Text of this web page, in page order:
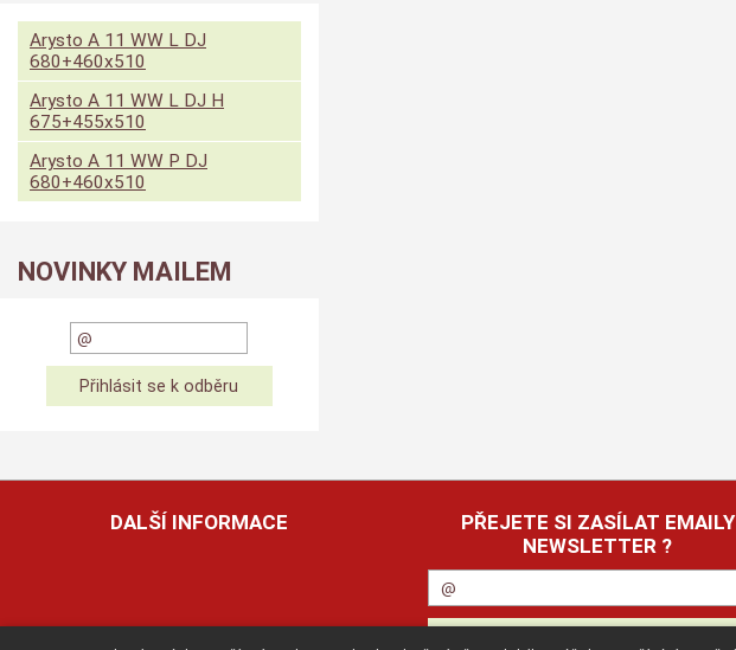
Arysto A 11 WW L DJ
680+460x510
Arysto A 11 WW L DJ H
675+455x510
Arysto A 11 WW P DJ
680+460x510
NOVINKY MAILEM
DALŠÍ INFORMACE
PŘEJETE SI ZASÍLAT EMAILY
NEWSLETTER ?